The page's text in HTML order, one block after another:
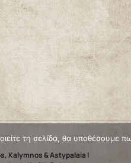
Kalymnos & Astypalaia |
τη σελίδα, θα υποθέσουμε